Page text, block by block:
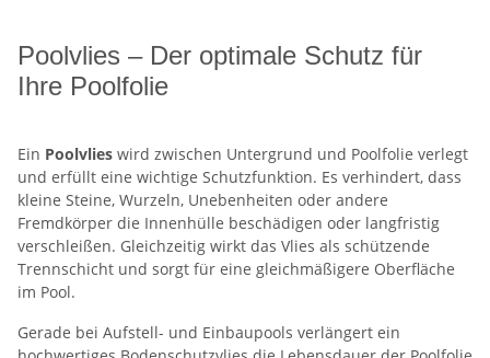
Poolvlies – Der optimale Schutz für
Ihre Poolfolie
Ein Poolvlies wird zwischen Untergrund und Poolfolie verlegt
und erfüllt eine wichtige Schutzfunktion. Es verhindert, dass
kleine Steine, Wurzeln, Unebenheiten oder andere
Fremdkörper die Innenhülle beschädigen oder langfristig
verschleißen. Gleichzeitig wirkt das Vlies als schützende
Trennschicht und sorgt für eine gleichmäßigere Oberfläche
im Pool.
Gerade bei Aufstell- und Einbaupools verlängert ein